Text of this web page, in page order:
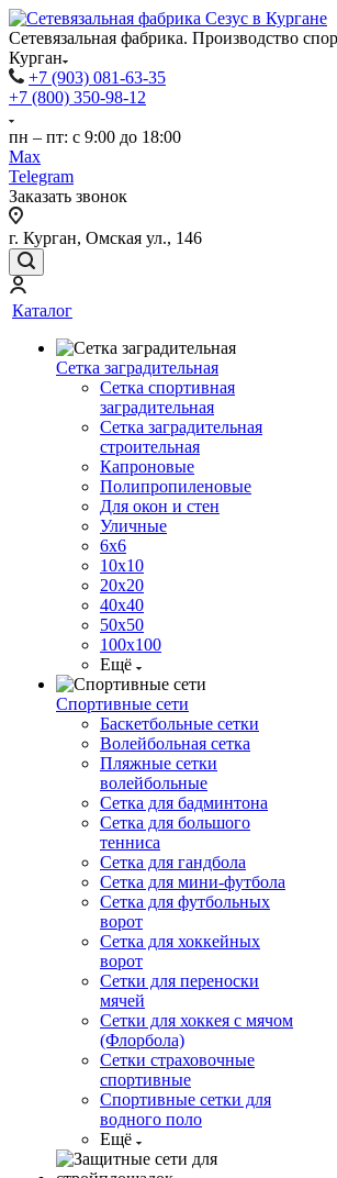
Сетевязальная фабрика. Производство
Курган
+7 (903) 081-63-35
+7 (800) 350-98-12
пн – пт: с 9:00 до 18:00
Max
Telegram
Заказать звонок
г. Курган, Омская ул., 146
Каталог
Сетка заградительная
Сетка спортивная
заградительная
Сетка заградительная
строительная
Капроновые
Полипропиленовые
Для окон и стен
Уличные
6х6
10х10
20х20
40х40
50х50
100х100
Ещё
Спортивные сети
Баскетбольные сетки
Волейбольная сетка
Пляжные сетки
волейбольные
Сетка для бадминтона
Сетка для большого
тенниса
Сетка для гандбола
Сетка для мини-футбола
Сетка для футбольных
ворот
Сетка для хоккейных
ворот
Сетки для переноски
мячей
Сетки для хоккея с мячом
(Флорбола)
Сетки страховочные
спортивные
Спортивные сетки для
водного поло
Ещё